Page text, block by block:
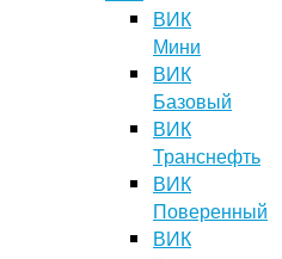
ВИК
Мини
ВИК
Базовый
ВИК
Транснефть
ВИК
Поверенный
ВИК